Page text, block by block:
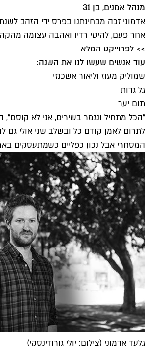
מנהל אמנים, בן 31
אדמוני זכה מבחינתנו בפרס ידי הזהב לשנת 2017. לאמנים שהוא מנהל
אחר פעם, להיטי רדיו ואהבה עצומה
>> לפרוייקט המלא
עוד אנשים שעשו לנו את השנה:
שמוליק מעוז וליאור אשכנזי
גל גדות
תום יער
"הכל מתחיל ונגמר בשירים, אני לא קוסם",
לתרום לאמן קודם כל ובשלב שני אולי גם
המסחרי אבל נכון כפליים כשמתעסקים
גלעד אדמוני (צילום: יולי גורודינסקי)